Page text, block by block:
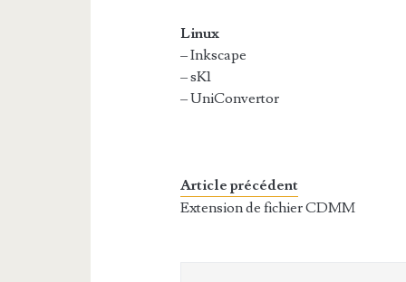
Linux
– Inkscape
– sK1
– UniConvertor
Article précédent
Extension de fichier CDMM